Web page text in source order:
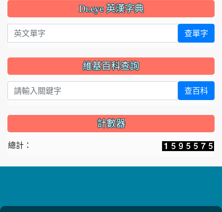
Dr.eye 英漢字典
英文單字 查單字
維基百科查詢
查百科
計數器
總計：